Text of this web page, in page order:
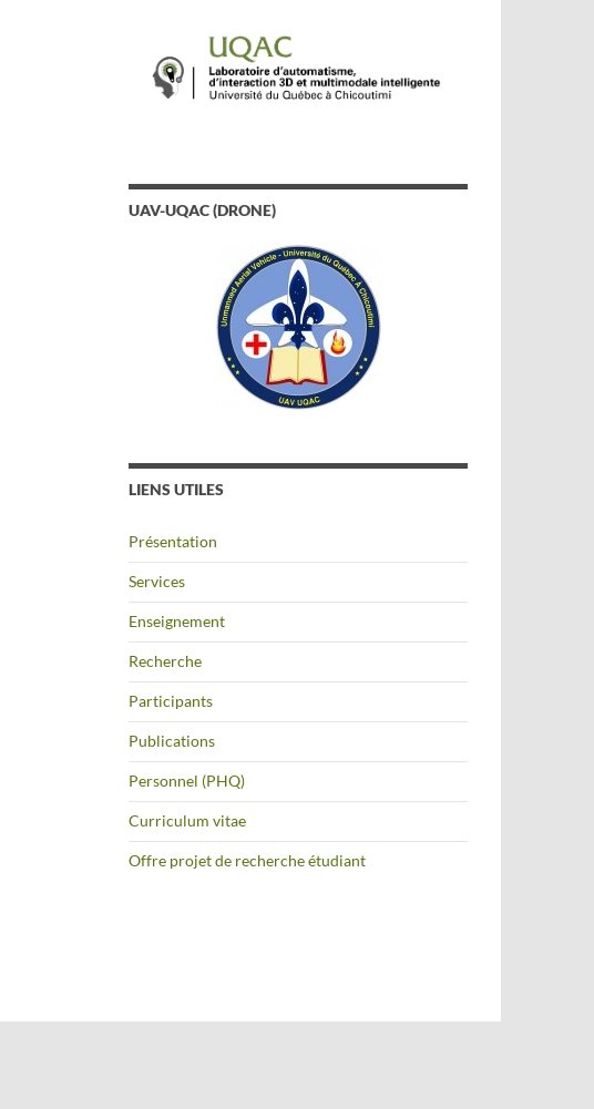
UAV-UQAC (DRONE)
LIENS UTILES
Présentation
Services
Enseignement
Recherche
Participants
Publications
Personnel (PHQ)
Curriculum vitae
Offre projet de recherche étudiant